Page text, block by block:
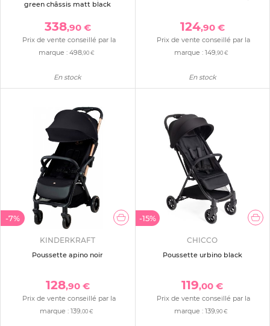
green châssis matt black
338,90 €
Prix de vente conseillé par la
marque : 498,90 €
En stock
124,90 €
Prix de vente conseillé par la
marque : 149,90 €
En stock
-7%
KINDERKRAFT
Poussette apino noir
128,90 €
Prix de vente conseillé par la
marque : 139,00 €
-15%
CHICCO
Poussette urbino black
119,00 €
Prix de vente conseillé par la
marque :139,90 €